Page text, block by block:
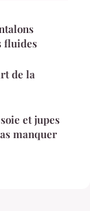
fluides
de la
et jupes
manquer